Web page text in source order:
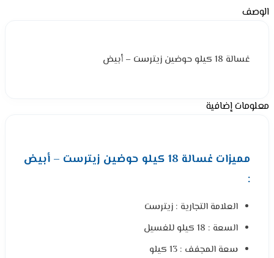
الوصف
غسالة 18 كيلو حوضين زيترست – أبيض
معلومات إضافية
مميزات غسالة 18 كيلو حوضين زيترست – أبيض
:
العلامة التجارية : زيترست
السعة : 18 كيلو للغسيل
سعة المجفف : 13 كيلو